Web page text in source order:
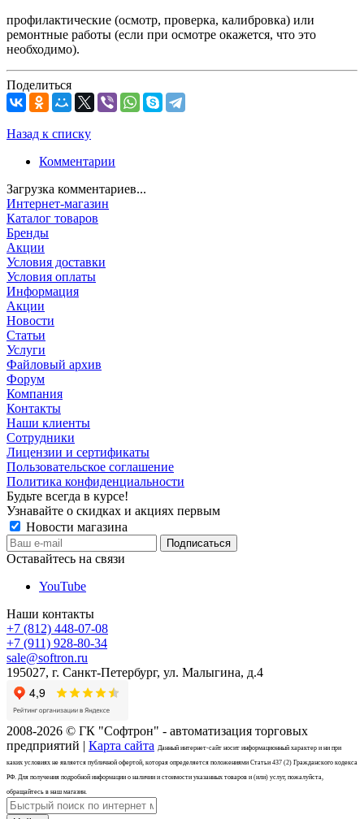
профилактические (осмотр, проверка, калибровка) или
ремонтные работы (если при осмотре окажется, что это
необходимо).
Поделиться
Назад к списку
Комментарии
Загрузка комментариев...
Интернет-магазин
Каталог товаров
Бренды
Акции
Условия доставки
Условия оплаты
Информация
Акции
Новости
Статьи
Услуги
Файловый архив
Форум
Компания
Контакты
Наши клиенты
Сотрудники
Лицензии и сертификаты
Пользовательское соглашение
Политика конфиденциальности
Будьте всегда в курсе!
Узнавайте о скидках и акциях первым
Новости магазина
Оставайтесь на связи
YouTube
Наши контакты
+7 (812) 448-07-08
+7 (911) 928-80-34
sale@softron.ru
195027, г. Санкт-Петербург, ул. Малыгина, д.4
2008-2026 © ГК "Софтрон" - автоматизация торговых
предприятий | Карта сайта Данный интернет-сайт носит информационный характер и ни при
каких условиях не является публичной офертой, которая определяется положениями Статьи 437 (2) Гражданского кодекса
РФ. Для получения подробной информации о наличии и стоимости указанных товаров и (или) услуг, пожалуйста,
обращайтесь в наш магазин.